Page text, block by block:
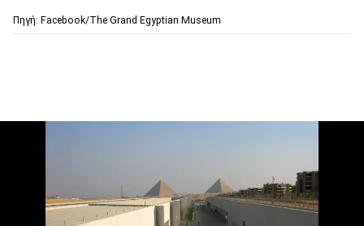
Πηγή: Facebook/The Grand Egyptian Museum